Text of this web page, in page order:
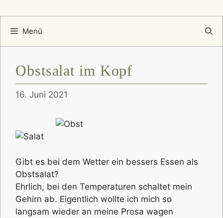
Menü
Obstsalat im Kopf
16. Juni 2021
Gibt es bei dem Wetter ein bessers Essen als
Obstsalat?
Ehrlich, bei den Temperaturen schaltet mein
Gehirn ab. Eigentlich wollte ich mich so
langsam wieder an meine Prosa wagen